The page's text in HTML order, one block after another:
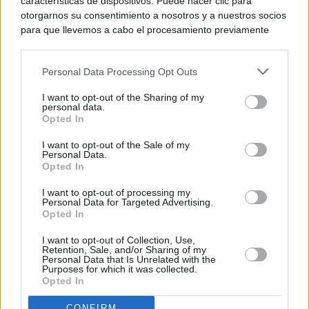
otorgarnos su consentimiento a nosotros y a nuestros socios
para que llevemos a cabo el procesamiento previamente
negar su consentimiento. Tenga en cuenta que algún
de su consentimiento, pero usted tiene el derecho de
rechazar tal procesamiento. Sus preferencias se aplicarán
cualquier momento entrando de nuevo en este sitio web o
visitando nuestra política de privacidad.
Personal Data Processing Opt Outs
I want to opt-out of the Sharing of my
personal data.
Opted In
I want to opt-out of the Sale of my
Personal Data.
Opted In
I want to opt-out of processing my
Personal Data for Targeted Advertising.
Opted In
I want to opt-out of Collection, Use,
Retention, Sale, and/or Sharing of my
Personal Data that Is Unrelated with the
Purposes for which it was collected.
Opted In